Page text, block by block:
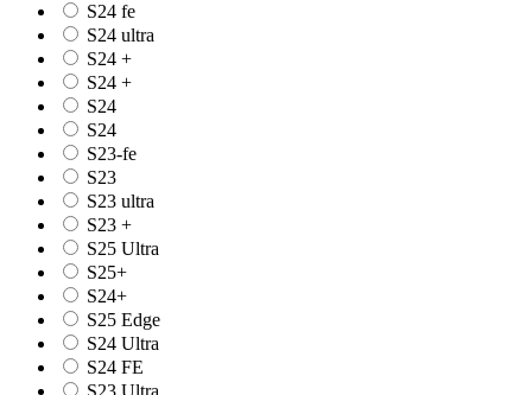
S24 fe
S24 ultra
S24 +
S24 +
S24
S24
S23-fe
S23
S23 ultra
S23 +
S25 Ultra
S25+
S24+
S25 Edge
S24 Ultra
S24 FE